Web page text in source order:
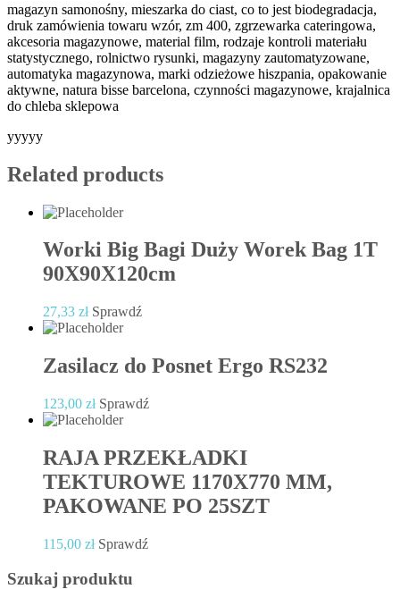
magazyn samonośny, mieszarka do ciast, co to jest biodegradacja,
druk zamówienia towaru wzór, zm 400, zgrzewarka cateringowa,
akcesoria magazynowe, material film, rodzaje kontroli materiału
statystycznego, rolnictwo rysunki, magazyny zautomatyzowane,
automatyka magazynowa, marki odzieżowe hiszpania, opakowanie
aktywne, natura bisse barcelona, czynności magazynowe, krajalnica
do chleba sklepowa
yyyyy
Related products
Worki Big Bagi Duży Worek Bag 1T
90X90X120cm
27,33 zł Sprawdź
Zasilacz do Posnet Ergo RS232
123,00 zł Sprawdź
RAJA PRZEKŁADKI
TEKTUROWE 1170X770 MM,
PAKOWANE PO 25SZT
115,00 zł Sprawdź
Szukaj produktu